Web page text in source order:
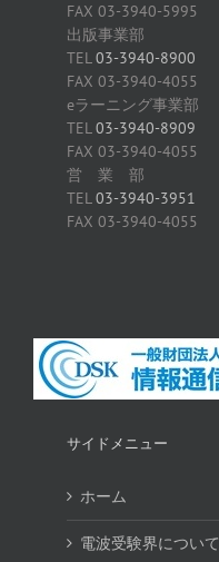
FAX 03-3940-5995
出版事業部
TEL03-3940-8900
FAX 03-3940-4055
eラーニング事業部
TEL03-3940-8909
FAX 03-3940-4055
営 業 部
TEL03-3940-3951
FAX 03-3940-4055
サイドメニュー
ホーム
電波受験界について